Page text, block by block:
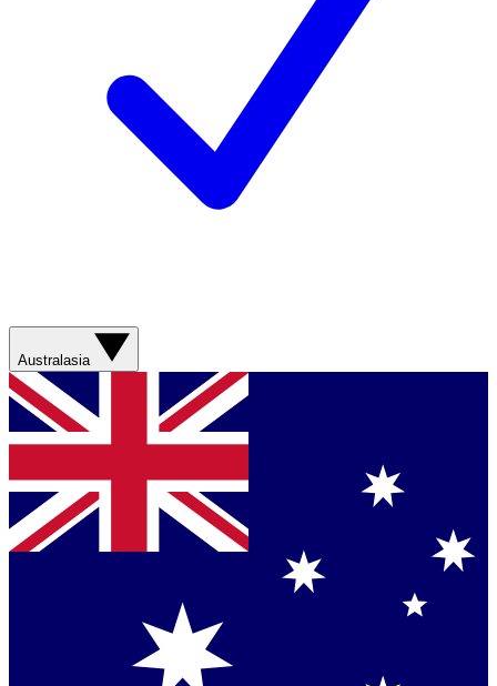
Australasia